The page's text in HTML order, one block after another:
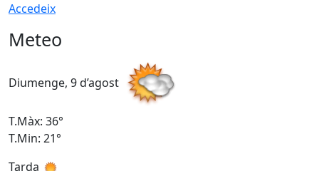
Accedeix
Meteo
Diumenge, 9 d’agost
T.Màx: 36°
T.Min: 21°
Tarda